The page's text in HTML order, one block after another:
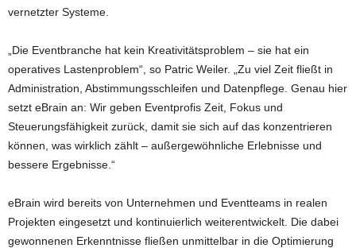
vernetzter Systeme.
„Die Eventbranche hat kein Kreativitätsproblem – sie hat ein
operatives Lastenproblem“, so Patric Weiler. „Zu viel Zeit fließt in
Administration, Abstimmungsschleifen und Datenpflege. Genau hier
setzt eBrain an: Wir geben Eventprofis Zeit, Fokus und
Steuerungsfähigkeit zurück, damit sie sich auf das konzentrieren
können, was wirklich zählt – außergewöhnliche Erlebnisse und
bessere Ergebnisse.“
eBrain wird bereits von Unternehmen und Eventteams in realen
Projekten eingesetzt und kontinuierlich weiterentwickelt. Die dabei
gewonnenen Erkenntnisse fließen unmittelbar in die Optimierung